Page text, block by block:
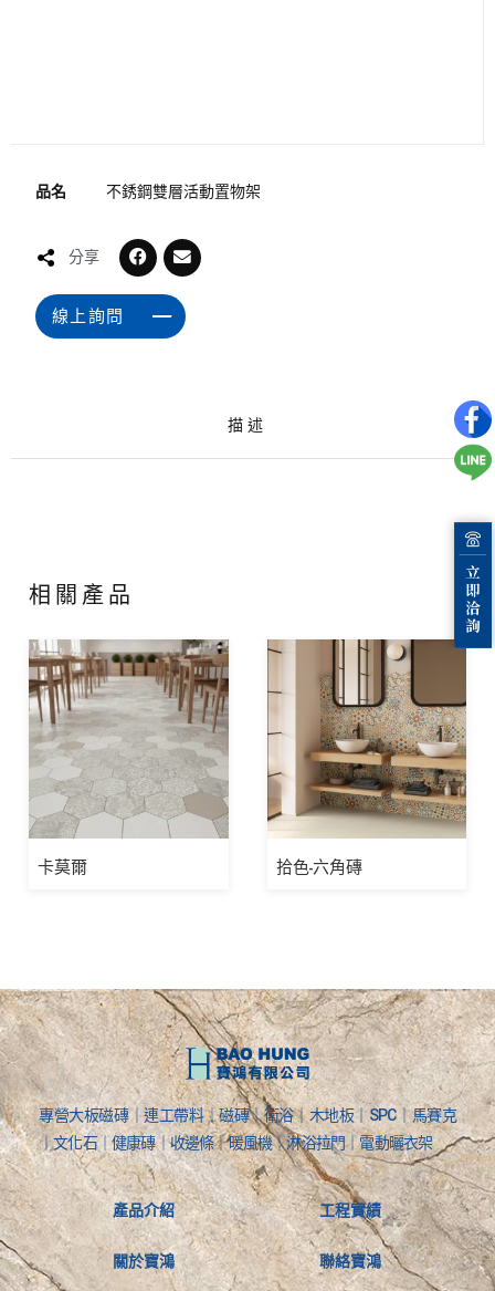
品名 不銹鋼雙層活動置物架
分享
線上詢問
描述
相關產品
卡莫爾 拾色-六角磚
專營大板磁磚｜連工帶料｜磁磚｜衛浴｜木地板｜SPC｜馬賽克
｜文化石｜健康磚｜收邊條｜暖風機｜淋浴拉門｜電動曬衣架
產品介紹
關於寶鴻
工程實績
聯絡寶鴻